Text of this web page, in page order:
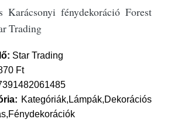
Karácsonyi fénydekoráció Forest
Trading
Star Trading
Ft
Kategóriák,Lámpák,Dekorációs